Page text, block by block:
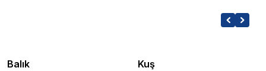
Balık Kuş